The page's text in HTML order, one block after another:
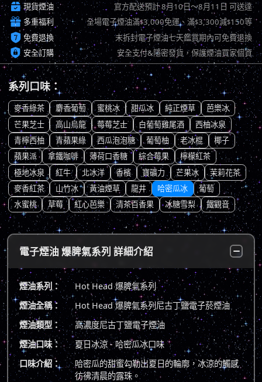
 現貨煙油 官方配送預計8月10日～8月11日 可送達
 多重福利 全場電子煙油滿$3,000免運、滿$3,300減$150等
 免費退換 未拆封電子煙油七天鑑賞期內可免費退換
 安全訂購 安全支付&隱密發貨，保護煙油買家個資
系列口味：
麥香綠茶 麝香葡萄 蜜桃冰 甜瓜冰 純正煙草
芭樂冰
芒果芝士
高山烏龍 莓莓芝士 白葡萄雞尾酒
西柚冰泉
青檸西柚
青蘋果綠 西瓜泡泡糖 葡萄柚 老冰棍
椰子
蘋果派
拿鐵咖啡 薄荷口香糖 綜合莓果
檸檬紅茶
極地冰泉
紅牛 北冰洋 香檳 寶礦力 芒果冰
茉莉花茶
麥香紅茶
山竹冰 黃油煙草 龍井 哈密瓜冰
葡萄
水蜜桃
草莓 紅心芭樂 清茶百香果 冰糖雪梨 鐵觀音
電子煙油 爆脾氣系列 詳細介紹
煙油系列：
Hot Head 爆脾氣系列
煙油全稱：
Hot Head 爆脾氣系列尼古丁鹽電子菸煙油
煙油類型：
高濃度尼古丁鹽電子煙油
煙油口味：
夏日冰涼 - 哈密瓜冰口味
口味介紹：
哈密瓜的甜蜜勾勒出夏日的輪廓，冰涼的觸感
彷彿清晨的露珠。